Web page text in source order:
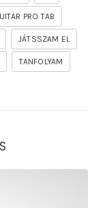
PRO TAB
JÁTSSZAM EL
TANFOLYAM